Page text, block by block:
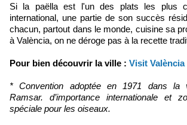
Si la paëlla est l'un des plats les plus
international, une partie de son succès
chacun, partout dans le monde, cuisine sa
à València, on ne déroge pas à la recette
Pour bien découvrir la ville : Visit València
* Convention adoptée en 1971 dans la
Ramsar. d’importance internationale et
spéciale pour les oiseaux.